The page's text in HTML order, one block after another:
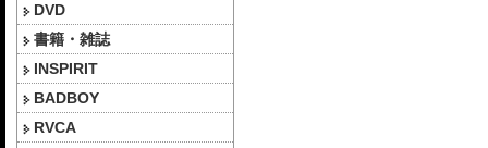
DVD
書籍・雑誌
INSPIRIT
BADBOY
RVCA